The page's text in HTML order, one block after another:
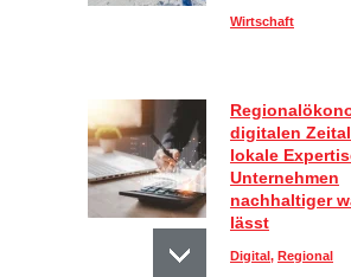
Wirtschaft
digitalen
lokale
Unternehmen
nachhaltiger
lässt
Digital, Regional